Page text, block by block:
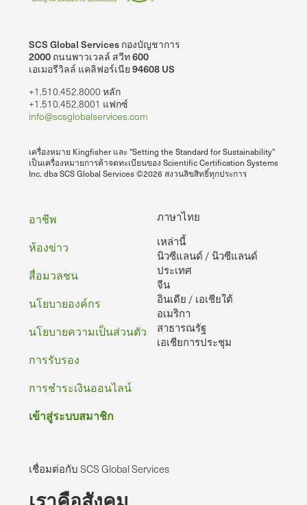
SCS Global Services กองบัญชาการ
2000 ถนนพาวเวลล์ สวีท 600
เอเมอรีวิลล์ แคลิฟอร์เนีย 94608 US
+1.510.452.8000 หลัก
+1.510.452.8001 แฟกซ์
info@scsglobalservices.com
เครื่องหมาย Kingfisher และ "Setting the Standard for Sustainability"
เป็นเครื่องหมายการค้าจดทะเบียนของ Scientific Certification Systems
Inc. dba SCS Global Services ©2026 สงวนลิขสิทธิ์ทุกประการ
ภาษาไทย
เหล่านี้
นิวซีแลนด์ / นิวซีแลนด์
ประเทศ
จีน
อินเดีย / เอเชียใต้
อเมริกา
สาธารณรัฐ
เอเชียการประชุม
ท้าย
กระดาษ
อาชีพ
ห้องข่าว
สื่อมวลชน
นโยบายองค์กร
นโยบายความเป็นส่วนตัว
การรับรอง
การชําระเงินออนไลน์
เข้าสู่ระบบสมาชิก
เชื่อมต่อกับ SCS Global Services